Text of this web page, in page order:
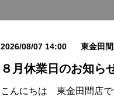
2026/08/07 14:00 東金田
８月休業日のお知ら
こんにちは 東金田間店で